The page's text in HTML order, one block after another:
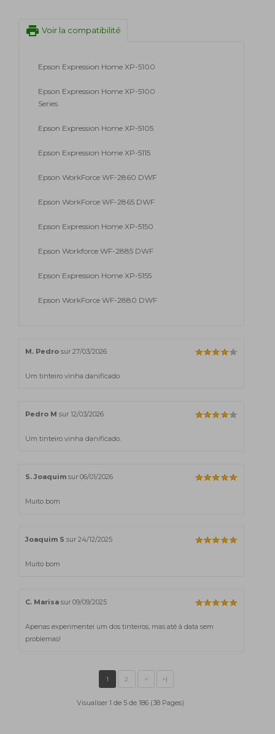
print Voir la compatibilité
Epson Expression Home XP-5100
Epson Expression Home XP-5100
Series
Epson Expression Home XP-5105
Epson Expression Home XP-5115
Epson WorkForce WF-2860 DWF
Epson WorkForce WF-2865 DWF
Epson Expression Home XP-5150
Epson Workforce WF-2885 DWF
Epson Expression Home XP-5155
Epson WorkForce WF-2880 DWF
M. Pedro sur 27/03/2026
Um tinteiro vinha danificado.
Pedro M sur 12/03/2026
Um tinteiro vinha danificado.
S. Joaquim sur 06/01/2026
Muito bom
Joaquim S sur 24/12/2025
Muito bom
C. Marisa sur 09/09/2025
Apenas experimentei um dos tinteiros, mas até à data sem
problemas!
Visualiser 1 de 5 de 186 (38 Pages)